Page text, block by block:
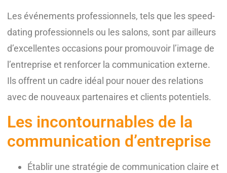
Les événements professionnels, tels que les speed-
dating professionnels ou les salons, sont par ailleurs
d’excellentes occasions pour promouvoir l’image de
l’entreprise et renforcer la communication externe.
Ils offrent un cadre idéal pour nouer des relations
avec de nouveaux partenaires et clients potentiels.
Les incontournables de la
communication d’entreprise
Établir une stratégie de communication claire et